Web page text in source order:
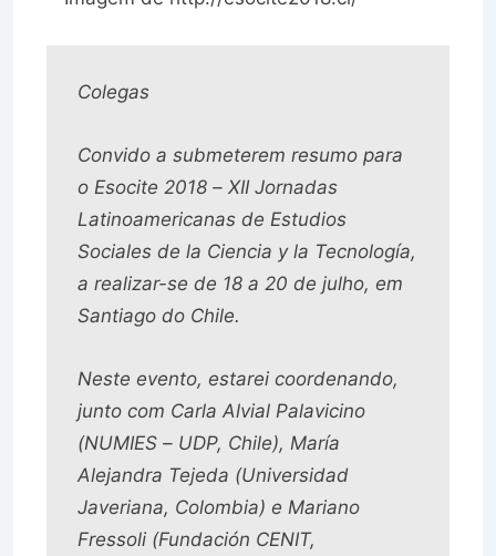
Colegas
Convido a submeterem resumo para
o Esocite 2018 – XII Jornadas
Latinoamericanas de Estudios
Sociales de la Ciencia y la Tecnología,
a realizar-se de 18 a 20 de julho, em
Santiago do Chile.
Neste evento, estarei coordenando,
junto com Carla Alvial Palavicino
(NUMIES – UDP, Chile), María
Alejandra Tejeda (Universidad
Javeriana, Colombia) e Mariano
Fressoli (Fundación CENIT,